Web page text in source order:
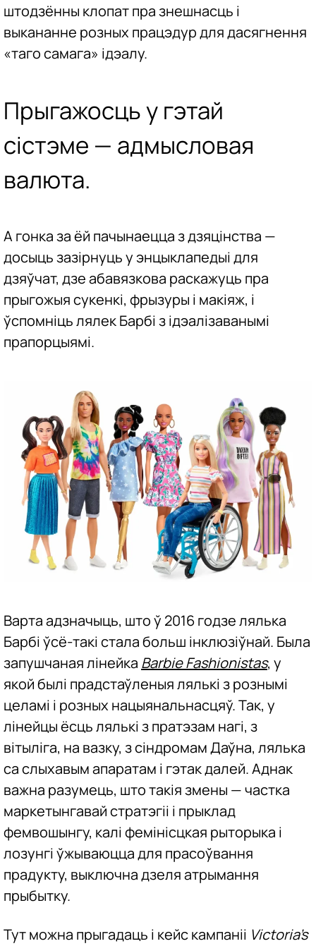
штодзённы клопат пра знешнасць і
выкананне розных працэдур для дасягнення
«таго самага» ідэалу.
Прыгажосць у гэтай
сістэме — адмысловая
валюта.
А гонка за ёй пачынаецца з дзяцінства —
досыць зазірнуць у энцыклапедыі для
дзяўчат, дзе абавязкова раскажуць пра
прыгожыя сукенкі, фрызуры і макіяж, і
ўспомніць лялек Барбі з ідэалізаванымі
прапорцыямі.
Варта адзначыць, што ў 2016 годзе лялька
Барбі ўсё-такі стала больш інклюзіўнай. Была
запушчаная лінейка Barbie Fashionistas, у
якой былі прадстаўленыя лялькі з рознымі
целамі і розных нацыянальнасцяў. Так, у
лінейцы ёсць лялькі з пратэзам нагі, з
вітыліга, на вазку, з сіндромам Даўна, лялька
са слыхавым апаратам і гэтак далей. Аднак
важна разумець, што такія змены — частка
маркетынгавай стратэгіі і прыклад
фемвошынгу, калі фемінісцкая рыторыка і
лозунгі ўжываюцца для прасоўвання
прадукту, выключна дзеля атрымання
прыбытку.
Тут можна прыгадаць і кейс кампаніі Victoria’s